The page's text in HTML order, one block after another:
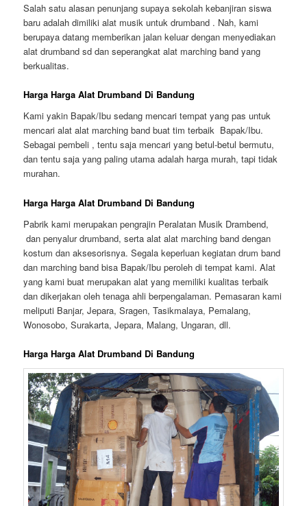
Salah satu alasan penunjang supaya sekolah kebanjiran siswa
baru adalah dimiliki alat musik untuk drumband . Nah, kami
berupaya datang memberikan jalan keluar dengan menyediakan
alat drumband sd dan seperangkat alat marching band yang
berkualitas.
Harga Harga Alat Drumband Di Bandung
Kami yakin Bapak/Ibu sedang mencari tempat yang pas untuk
mencari alat alat marching band buat tim terbaik Bapak/Ibu.
Sebagai pembeli , tentu saja mencari yang betul-betul bermutu,
dan tentu saja yang paling utama adalah harga murah, tapi tidak
murahan.
Harga Harga Alat Drumband Di Bandung
Pabrik kami merupakan pengrajin Peralatan Musik Drambend,
dan penyalur drumband, serta alat alat marching band dengan
kostum dan aksesorisnya. Segala keperluan kegiatan drum band
dan marching band bisa Bapak/Ibu peroleh di tempat kami. Alat
yang kami buat merupakan alat yang memiliki kualitas terbaik
dan dikerjakan oleh tenaga ahli berpengalaman. Pemasaran kami
meliputi Banjar, Jepara, Sragen, Tasikmalaya, Pemalang,
Wonosobo, Surakarta, Jepara, Malang, Ungaran, dll.
Harga Harga Alat Drumband Di Bandung